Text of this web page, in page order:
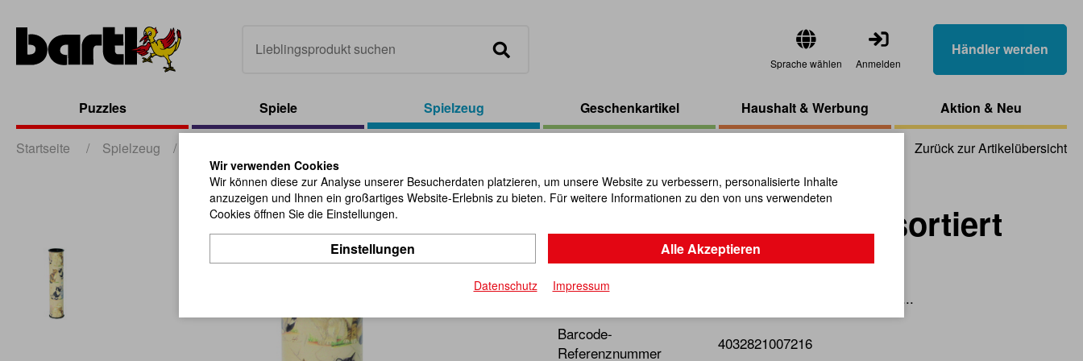
Sprache wählen Anmelden
Händler werden
Puzzles Spiele Spielzeug Geschenkartikel Haushalt & Werbung Aktion & Neu
Startseite / Spielzeug / Zurück zur Artikelübersicht
Kaleidoskop 19,5 cm, sortiert
Artikel-Nr.:104777
Lassen sie sich doch einfach in eine Traumwelt entführen...
Barcode-
Referenznummer
4032821007216
Wir verwenden Cookies
Wir können diese zur Analyse unserer Besucherdaten platzieren, um unsere Website zu verbessern, personalisierte Inhalte
anzuzeigen und Ihnen ein großartiges Website-Erlebnis zu bieten. Für weitere Informationen zu den von uns verwendeten
Cookies öffnen Sie die Einstellungen.
Einstellungen Alle Akzeptieren
Datenschutz Impressum